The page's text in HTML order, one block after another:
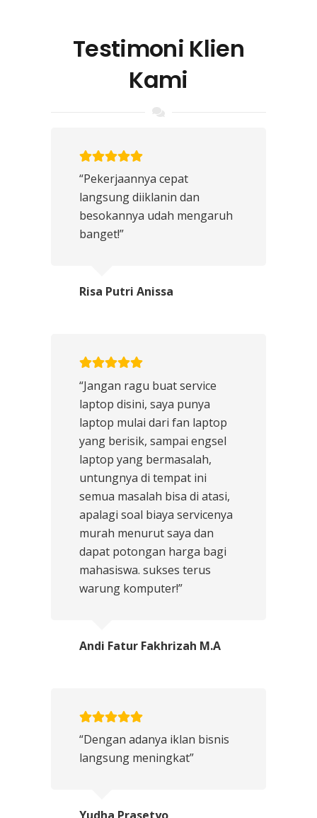
Testimoni Klien
Kami
“Pekerjaannya cepat
langsung diiklanin dan
besokannya udah mengaruh
banget!”
Risa Putri Anissa
“Jangan ragu buat service
laptop disini, saya punya
laptop mulai dari fan laptop
yang berisik, sampai engsel
laptop yang bermasalah,
untungnya di tempat ini
semua masalah bisa di atasi,
apalagi soal biaya servicenya
murah menurut saya dan
dapat potongan harga bagi
mahasiswa. sukses terus
warung komputer!”
Andi Fatur Fakhrizah M.A
“Dengan adanya iklan bisnis
langsung meningkat”